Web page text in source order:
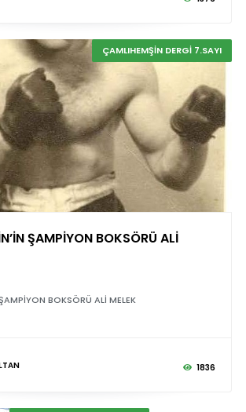
ÇAMLIHEMŞİN DERGİ 7.SAYI
ŞAMPİYON BOKSÖRÜ ALİ
BOKSÖRÜ ALİ MELEK
1836